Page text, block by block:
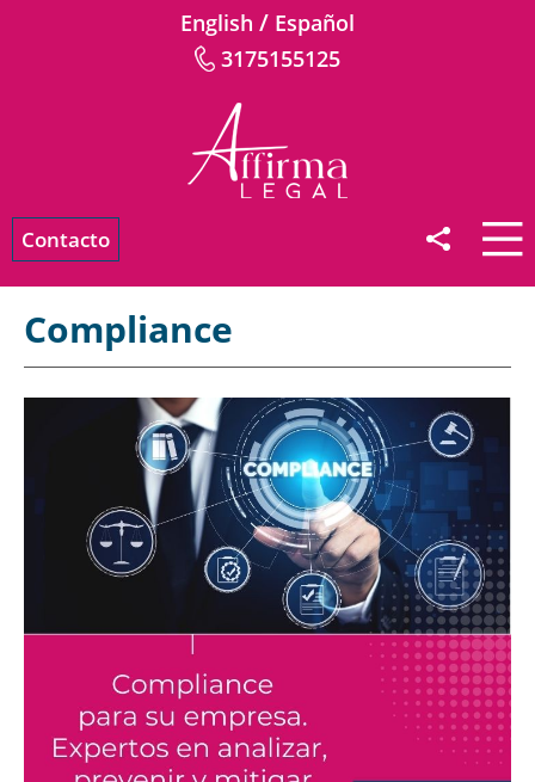
English / Español
3175155125
Contacto
Compliance